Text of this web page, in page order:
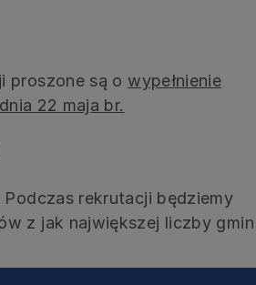
proszone są o wypełnienie
22 maja br.
rekrutacji będziemy
z jak największej liczby gmin